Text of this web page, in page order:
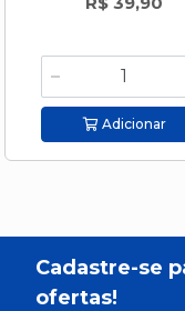
Adicionar
Cadastre-se
ofertas!